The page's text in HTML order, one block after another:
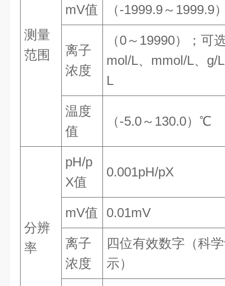
测量
范围
mV值 （-1999.9～1999.9
离子
浓度
（0～19990）；可
mol/L、mmol/L、g/
L
温度
值
（-5.0～130.0）℃
分辨
率
pH/p
X值
0.001pH/pX
mV值 0.01mV
离子
浓度
四位有效数字（科
示）